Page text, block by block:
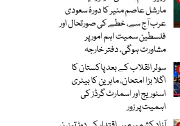
مارشل عاصم منیر کا دورۂ سعودی
عرب آج سے، خطے کی صورتحال اور
فلسطین سمیت اہم امور پر
مشاورت ہوگی، دفتر خارجہ
سولر انقلاب کے بعد پاکستان کا
اگلا بڑا امتحان، ماہرین کا بیٹری
اسٹوریج اور اسمارٹ گرڈز کی
اہمیت پر زور